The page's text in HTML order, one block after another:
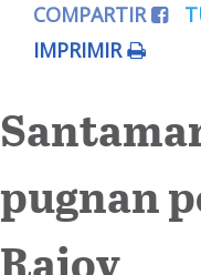
Editorial
Colaboradores
Internacional
Cultura
COMPARTIR
IMPRIMIR
pugnan
Rajoy